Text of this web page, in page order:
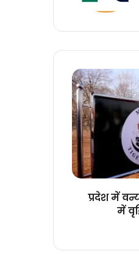
प्रदेश
में
वन्य
जीव
पर्यटन
से
होगी
रोजगार
में
प्रदेश में
में